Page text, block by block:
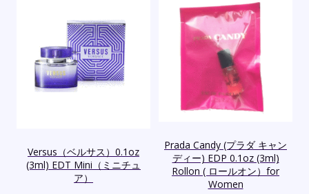
Versus（ベルサス）0.1oz
(3ml) EDT Mini（ミニチュ
ア）
Prada Candy (プラダ キャン
ディー) EDP 0.1oz (3ml)
Rollon ( ロールオン）for
Women